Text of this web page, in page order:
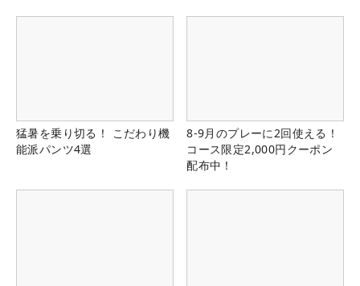
猛暑を乗り切る！ こだわり機
能派パンツ4選
8-9月のプレーに2回使える！
コース限定2,000円クーポン
配布中！